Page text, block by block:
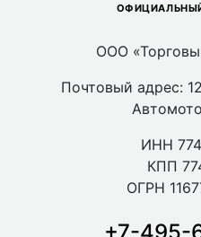
ООО
Почтовый адрес:
ИНН
КПП
ОГРН
+7-495-